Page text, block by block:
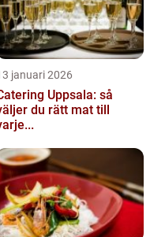
januari 2026
Uppsala: så
du rätt mat till